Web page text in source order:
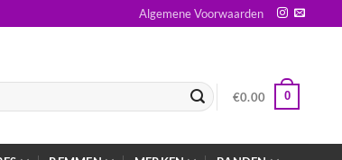
Algemene Voorwaarden
€0.00 0